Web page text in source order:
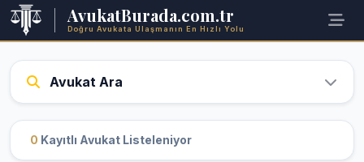
AvukatBurada.com.tr
Doğru Avukata Ulaşmanın En Hızlı Yolu
Avukat Ara
0 Kayıtlı Avukat Listeleniyor